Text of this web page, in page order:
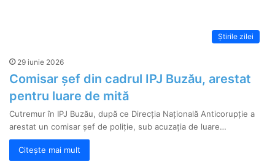
Știrile zilei
29 iunie 2026
Comisar șef din cadrul IPJ Buzău, arestat
pentru luare de mită
Cutremur în IPJ Buzău, după ce Direcția Națională Anticorupție a
arestat un comisar șef de poliție, sub acuzația de luare…
Citește mai mult